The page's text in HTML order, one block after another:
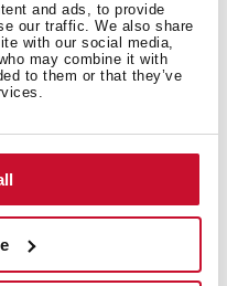
and ads, to provide
our traffic. We also share
with our social media,
may combine it with
to them or that they’ve